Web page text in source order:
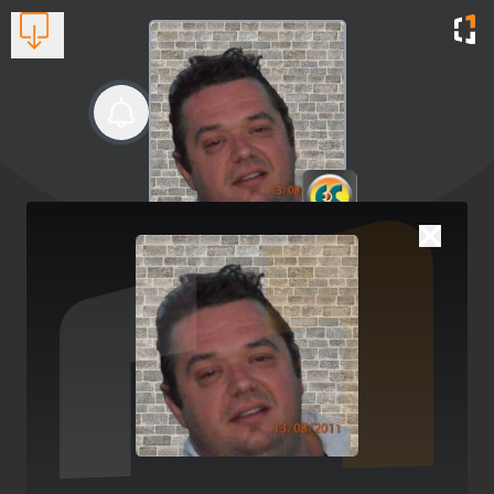
Αναστάσιος Ολύμπιος
Γεωργικά Μηχανήματα και Εργαλεία
Βλέπουν τώρα:1
6949424850